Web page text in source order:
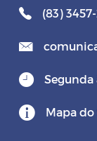
(83) 3457-
Segunda
Mapa do